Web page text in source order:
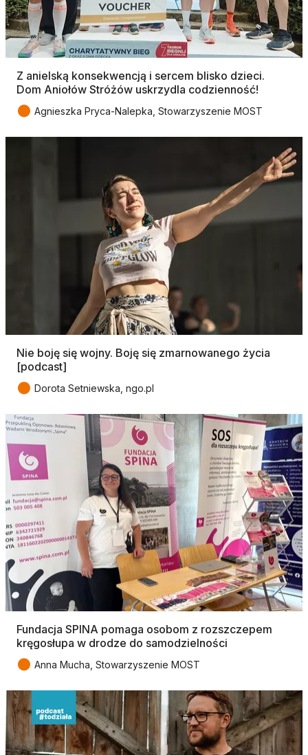
Z anielską konsekwencją i sercem blisko dzieci.
Dom Aniołów Stróżów uskrzydla codzienność!
● Agnieszka Pryca-Nalepka, Stowarzyszenie MOST
Nie boję się wojny. Boję się zmarnowanego życia
[podcast]
● Dorota Setniewska, ngo.pl
Fundacja SPINA pomaga osobom z rozszczepem
kręgosłupa w drodze do samodzielności
● Anna Mucha, Stowarzyszenie MOST